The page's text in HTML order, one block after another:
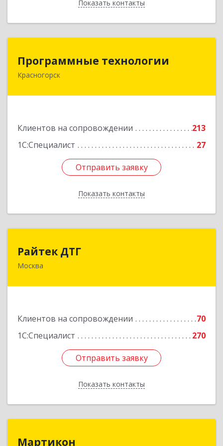
Показать контакты
Назад
Программные технологии
Красногорск
Клиентов на сопровождении
213
1С:Специалист
27
Отправить заявку
Показать контакты
143408, Московская обл, Красногорский р-н,
Отправить заявку
Назад
Райтек ДТГ
Москва
Клиентов на сопровождении
70
1С:Специалист
270
Отправить заявку
Показать контакты
123112, Москва г, вн.тер.г. муниципальный
Подробнее
Отправить заявку
Назад
Мартикон